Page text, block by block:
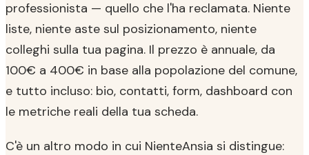
professionista — quello che l'ha reclamata. Niente
liste, niente aste sul posizionamento, niente
colleghi sulla tua pagina. Il prezzo è annuale, da
100€ a 400€ in base alla popolazione del comune,
e tutto incluso: bio, contatti, form, dashboard con
le metriche reali della tua scheda.
C'è un altro modo in cui NienteAnsia si distingue: